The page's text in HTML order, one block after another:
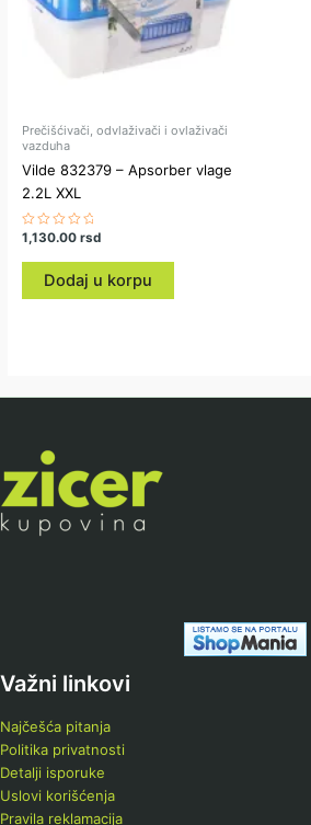
Prečišćivači, odvlaživači i ovlaživači
vazduha
Vilde 832379 – Apsorber vlage
2.2L XXL
Ocenjeno
0
1,130.00rsd
Dodaj u korpu
Važni linkovi
Najčešća pitanja
Politika privatnosti
Detalji isporuke
Uslovi korišćenja
Pravila reklamacija